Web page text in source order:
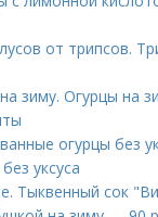
от трипсов.
зиму. Огурцы на
огурцы без
уксуса
Тыквенный сок